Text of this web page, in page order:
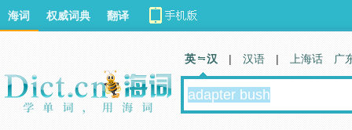
海词 权威词典 翻译
英 汉 | 汉语 | 上海话 广